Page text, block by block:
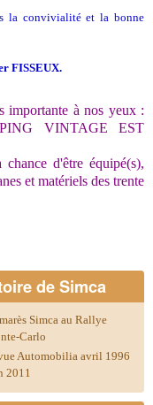
la convivialité et la bonne
FISSEUX.
importante à nos yeux :
VINTAGE EST
d'être équipé(s),
et matériels des trente
de Simca
Simca au Rallye
Carlo
Automobilia avril 1996
2011